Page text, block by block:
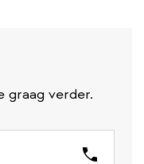
graag verder.